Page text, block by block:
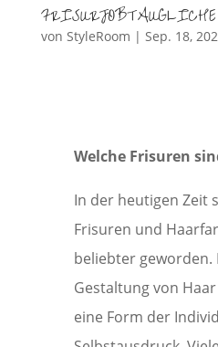
von StyleRoom | Sep. 18,
Welche Frisuren
In der heutigen Zeit
Frisuren und
beliebter geworden.
Gestaltung von
eine Form der